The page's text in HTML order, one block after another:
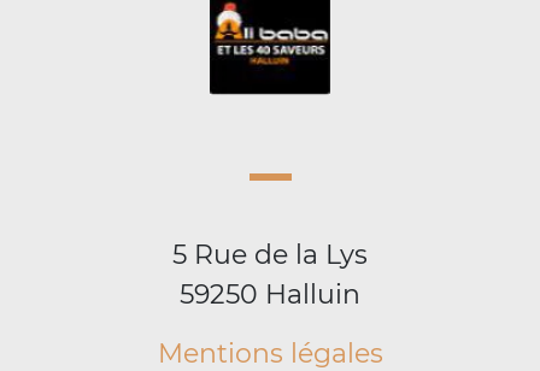
5 Rue de la Lys
59250 Halluin
Mentions légales